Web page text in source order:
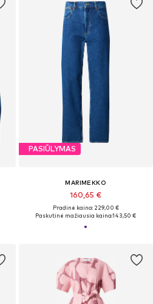
PASIŪLYMAS
MARIMEKKO
160,65 €
Pradinė kaina: 229,00 €
Paskutinė mažiausia kaina:143,50 €